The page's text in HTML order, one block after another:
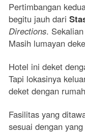
Pertimbangan
begitu jauh dari
Directions.
Masih lumayan
Hotel ini deket
Tapi lokasinya
deket dengan
Fasilitas yang
sesuai dengan